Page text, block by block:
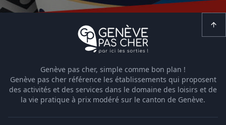
Genève pas cher, simple comme bon plan !
Genève pas cher référence les établissements qui proposent
des activités et des services dans le domaine des loisirs et de
la vie pratique à prix modéré sur le canton de Genève.